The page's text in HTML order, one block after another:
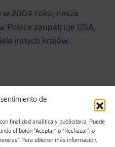
de
finalidad analítica y publicitaria. Puede
el botón “Aceptar” o “Rechazar”, o
Para obtener más información,
w 2004 roku, nasza
Polsce zaopatruje USA,
innych krajów.
Maroko
w 2020 r. przy
rządu,
nas w ważnej